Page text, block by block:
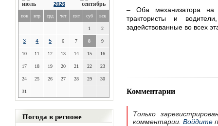
2026
пон втр срд чет пят суб вск
1 2
3 4 5 6 7 8 9
10 11 12 13 14 15 16
17 18 19 20 21 22 23
24 25 26 27 28 29 30
31
Погода в регионе
– Оба механизатора
трактористы и
задействованные во всех
Комментарии
Только
комментарии. Войдите